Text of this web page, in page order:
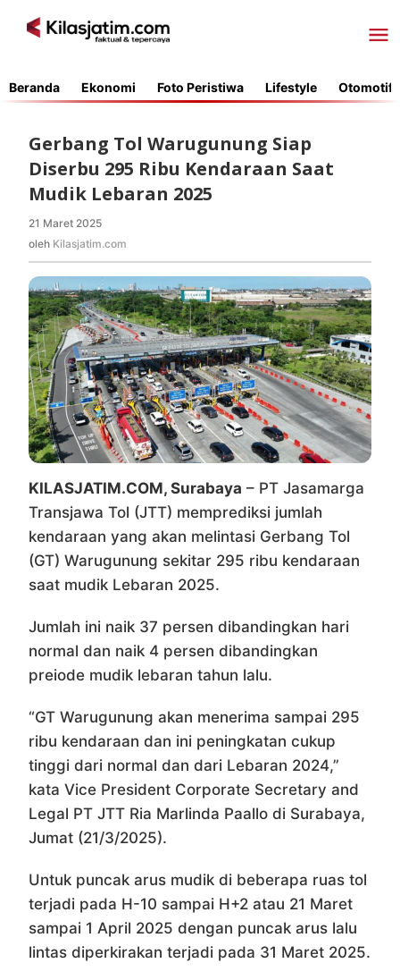
Beranda Ekonomi Foto Peristiwa Lifestyle Otomotif
Gerbang Tol Warugunung Siap
Diserbu 295 Ribu Kendaraan Saat
Mudik Lebaran 2025
21 Maret 2025
Kilasjatim.com
oleh Kilasjatim.com
KILASJATIM.COM, Surabaya – PT Jasamarga
Transjawa Tol (JTT) memprediksi jumlah
kendaraan yang akan melintasi Gerbang Tol
(GT) Warugunung sekitar 295 ribu kendaraan
saat mudik Lebaran 2025.
Jumlah ini naik 37 persen dibandingkan hari
normal dan naik 4 persen dibandingkan
preiode mudik lebaran tahun lalu.
“GT Warugunung akan menerima sampai 295
ribu kendaraan dan ini peningkatan cukup
tinggi dari normal dan dari Lebaran 2024,”
kata Vice President Corporate Secretary and
Legal PT JTT Ria Marlinda Paallo di Surabaya,
Jumat (21/3/2025).
Untuk puncak arus mudik di beberapa ruas tol
terjadi pada H-10 sampai H+2 atau 21 Maret
sampai 1 April 2025 dengan puncak arus lalu
lintas diperkirakan terjadi pada 31 Maret 2025.